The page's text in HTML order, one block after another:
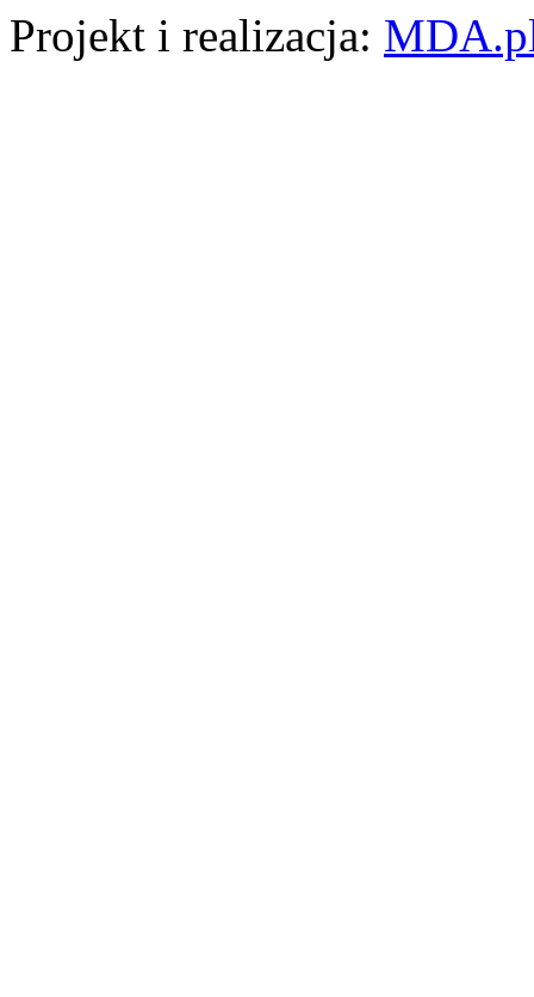
Projekt i realizacja: